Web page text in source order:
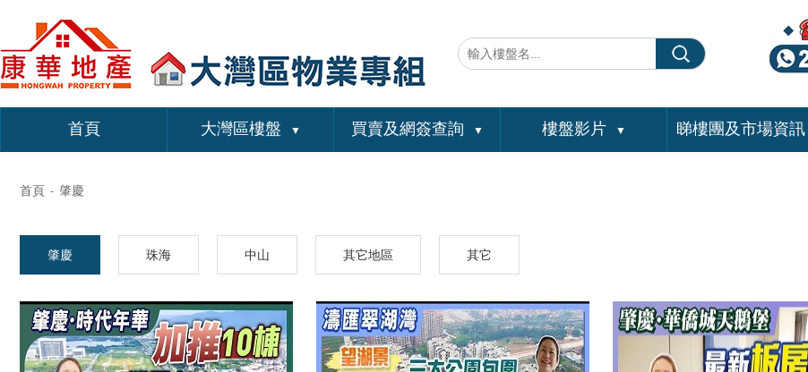
首頁 大灣區樓盤 ▼ 買賣及網簽查詢 ▼ 樓盤影片 ▼ 睇樓團及市場資訊
首頁 - 肇慶
肇慶 珠海 中山 其它地區 其它